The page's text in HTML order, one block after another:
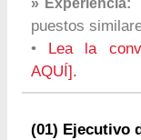
» Experiencia:
puestos
•
Lea la
AQUÍ].
(01) Ejecutivo